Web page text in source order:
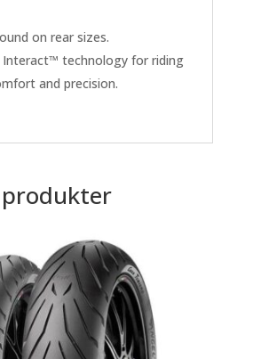
on rear sizes.
Interact™ technology for riding
and precision.